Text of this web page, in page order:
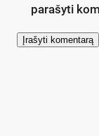
parašyti